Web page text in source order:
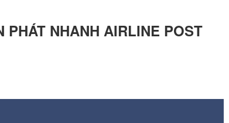
NHANH AIRLINE POST